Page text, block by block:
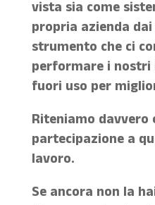
vista sia come
propria azienda
strumento che ci
performare i nostri
fuori uso per
Riteniamo davvero
partecipazione a
lavoro.
Se ancora non la